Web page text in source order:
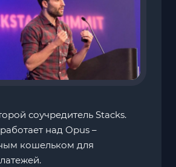
соучредитель Stacks.
над Opus –
кошельком для